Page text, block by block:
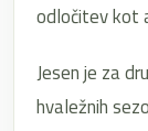
odločitev kot
Jesen je za
hvaležnih